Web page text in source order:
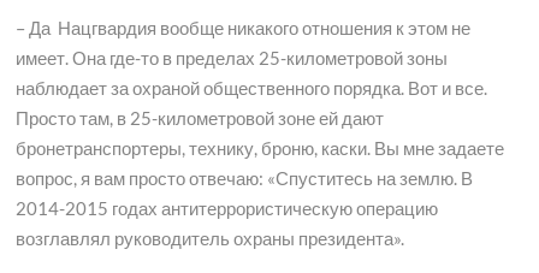
– Да Нацгвардия вообще никакого отношения к этом не
имеет. Она где-то в пределах 25-километровой зоны
наблюдает за охраной общественного порядка. Вот и все.
Просто там, в 25-километровой зоне ей дают
бронетранспортеры, технику, броню, каски. Вы мне задаете
вопрос, я вам просто отвечаю: «Спуститесь на землю. В
2014-2015 годах антитеррористическую операцию
возглавлял руководитель охраны президента».